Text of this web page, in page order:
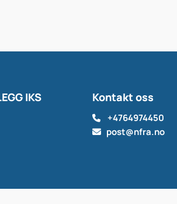
IKS Kontakt oss
 +4764974450
 post@nfra.no